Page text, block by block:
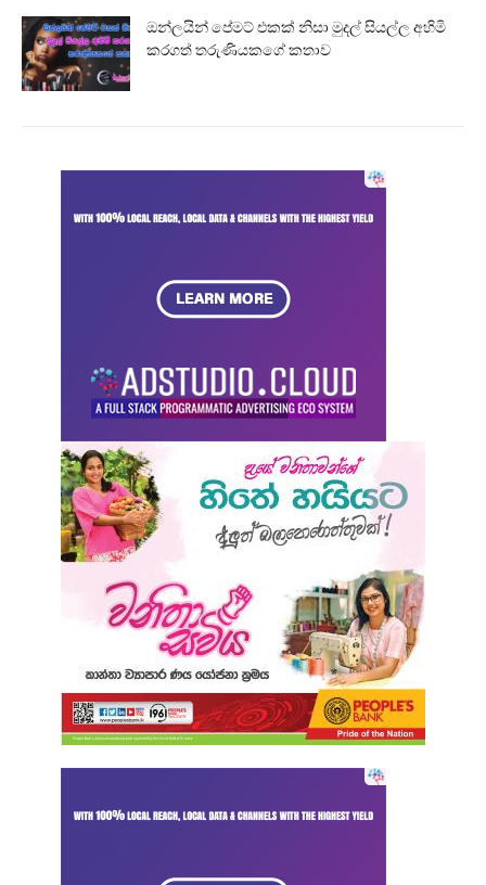
ඔන්ලයින් පේමට් එකක් නිසා මුදල් සියල්ල අහිමි
කරගත් තරුණියකගේ කතාව